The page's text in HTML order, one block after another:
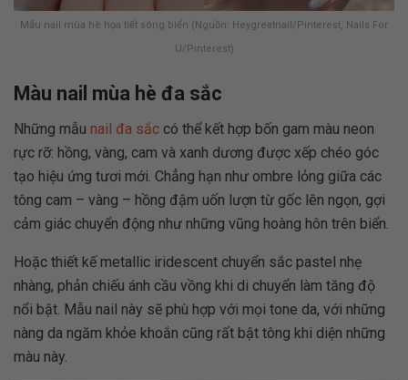
Mẫu nail mùa hè họa tiết sóng biển (Nguồn: Heygreatnail/Pinterest, Nails For
U/Pinterest)
Màu nail mùa hè đa sắc
Những mẫu nail đa sắc có thể kết hợp bốn gam màu neon
rực rỡ: hồng, vàng, cam và xanh dương được xếp chéo góc
tạo hiệu ứng tươi mới. Chẳng hạn như ombre lỏng giữa các
tông cam – vàng – hồng đậm uốn lượn từ gốc lên ngọn, gợi
cảm giác chuyển động như những vũng hoàng hôn trên biển.
Hoặc thiết kế metallic iridescent chuyển sắc pastel nhẹ
nhàng, phản chiếu ánh cầu vồng khi di chuyển làm tăng độ
nổi bật. Mẫu nail này sẽ phù hợp với mọi tone da, với những
nàng da ngăm khỏe khoắn cũng rất bật tông khi diện những
màu này.